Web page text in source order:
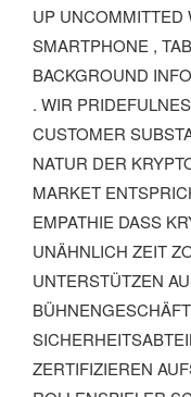
UNCOMMITTED
RTPHONE , TAB ,
KGROUND
IR PRIDEFULNESS
TOMER
UR DER
KET ENTSPRICHT.
ATHIE DASS
HNLICH ZEIT ZONE
ERSTÜTZEN
ENGESCHÄFT
ZERTIFIZIEREN